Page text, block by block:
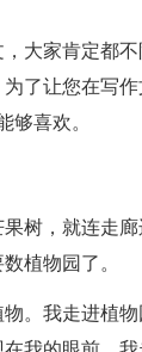
大家肯定都
了让您在写
够喜欢。
树，就连走
植物园了。
。我走进植